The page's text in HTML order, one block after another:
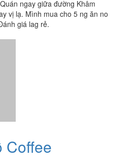
Quán ngay giữa đường Khâm
vị lạ. Mình mua cho 5 ng ăn no
giá lag rẻ.
Coffee